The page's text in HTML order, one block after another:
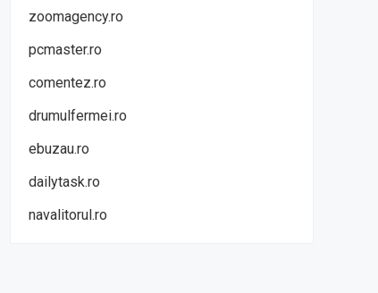
zoomagency.ro
pcmaster.ro
comentez.ro
drumulfermei.ro
ebuzau.ro
dailytask.ro
navalitorul.ro